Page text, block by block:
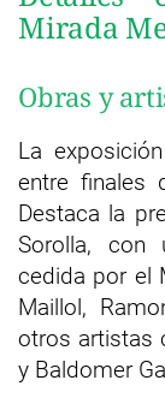
Mirada
Obras y
La
entre finales
Destaca la
Sorolla, con
cedida por el
Maillol,
otros artistas
y Baldomer